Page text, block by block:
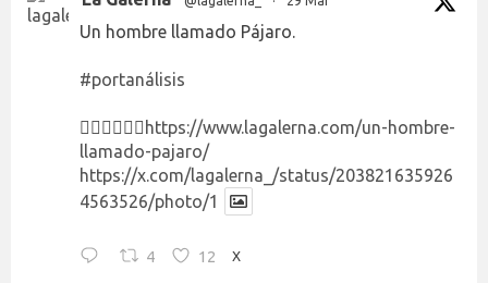
Un hombre llamado Pájaro.
#portanálisis
👉🏻👉🏻👉🏻 https://www.lagalerna.com/un-hombre-
llamado-pajaro/
https://x.com/lagalerna_/status/203821635926
4563526/photo/1
4 12 X